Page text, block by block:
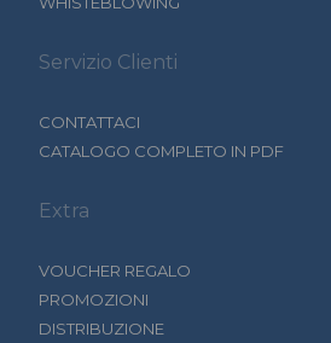
Servizio Clienti
CONTATTACI
CATALOGO COMPLETO IN PDF
Extra
VOUCHER REGALO
PROMOZIONI
DISTRIBUZIONE